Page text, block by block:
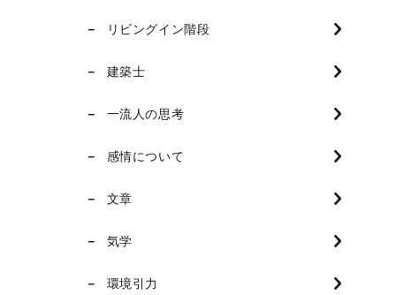
リビングイン階段
建築士
一流人の思考
感情について
文章
気学
環境引力